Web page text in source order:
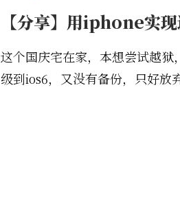
【分享】用iphone实
这个国庆宅在家，本想尝试越
级到ios6，又没有备份，只好